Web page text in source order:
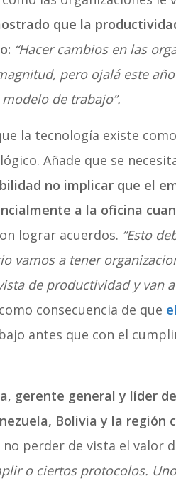
que la
“Hacer cambios en las
pero ojalá este
de trabajo”.
la tecnología existe
Añade que se
no implicar que el
a la oficina
lograr acuerdos. “Esto
vamos a tener
de productividad y van
consecuencia de que
antes que con el
, gerente general y líder
Bolivia y la región
perder de vista el valor
o ciertos protocolos.